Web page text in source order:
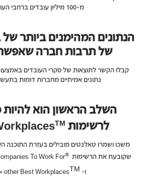
מ-100 מיליון עובדים ברחבי העולם
הנתונים המהימנים ביותר של
של תרבות חברה
קבלו הקשר לתוצאות של סקרי העובדים
נתונים אמיתיים מחברות דומות
השלב הראשון הוא להיות
לרשימות Best Workplaces TM
משכו ושמרו טאלנטים מובילים בעזרת התוכנה
שקובעת את הרשימות Fortune 100 Best Companies To Work For ®
ו-‎.20+ other Best Workplaces TM